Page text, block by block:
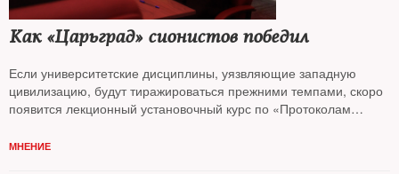
Как «Царьград» сионистов победил
Если университетские дисциплины, уязвляющие западную
цивилизацию, будут тиражироваться прежними темпами, скоро
появится лекционный установочный курс по «Протоколам
МНЕНИЕ